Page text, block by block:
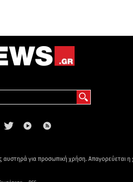
αυστηρά για προσωπική χρήση.